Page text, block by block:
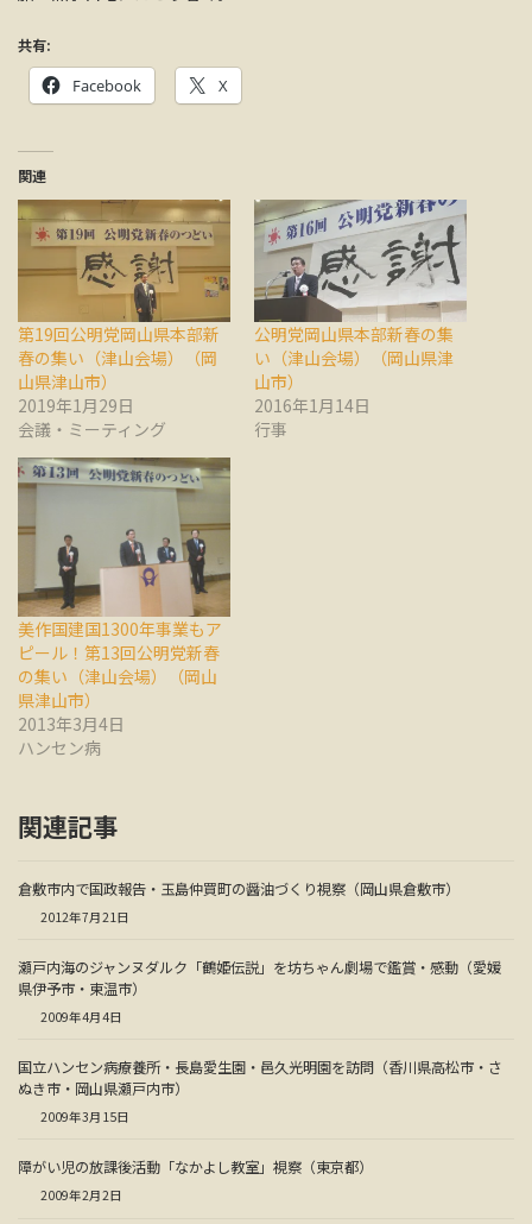
共有:
Facebook X
関連
第19回公明党岡山県本部新
春の集い（津山会場）（岡
山県津山市）
2019年1月29日
会議・ミーティング
公明党岡山県本部新春の集
い（津山会場）（岡山県津
山市）
2016年1月14日
行事
美作国建国1300年事業もア
ピール！第13回公明党新春
の集い（津山会場）（岡山
県津山市）
2013年3月4日
ハンセン病
関連記事
倉敷市内で国政報告・玉島仲買町の醤油づくり視察（岡山県倉敷市）
2012年7月21日
瀬戸内海のジャンヌダルク「鶴姫伝説」を坊ちゃん劇場で鑑賞・感動（愛媛
県伊予市・東温市）
2009年4月4日
国立ハンセン病療養所・長島愛生園・邑久光明園を訪問（香川県高松市・さ
ぬき市・岡山県瀬戸内市）
2009年3月15日
障がい児の放課後活動「なかよし教室」視察（東京都）
2009年2月2日